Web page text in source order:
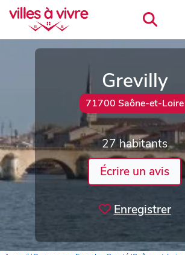
Grevilly
71700 Saône-et-Loire
27 habitants
Écrire un avis
Enregistrer